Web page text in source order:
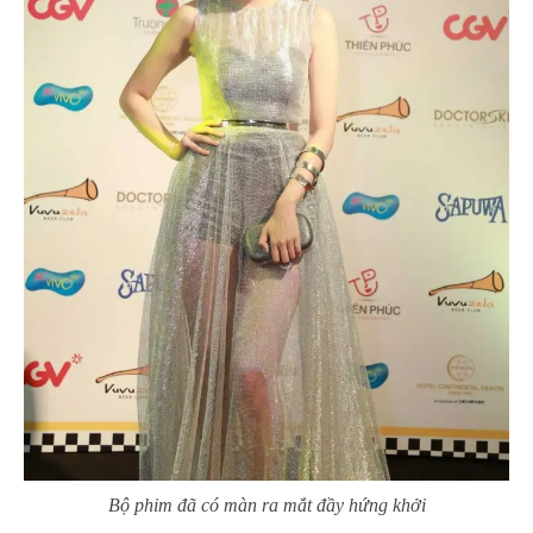
Bộ phim đã có màn ra mắt đầy hứng khởi